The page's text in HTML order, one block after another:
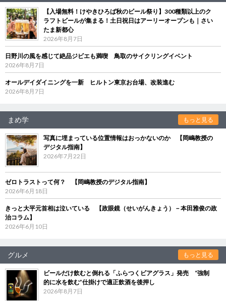
【入場無料！けやきひろば秋のビール祭り】300種類以上のク
ラフトビールが集まる！土日祝日はアーリーオープンも｜さい
たま新都心
2026年8月7日
日野川の風を感じて絶品ジビエも満喫 鳥取のサイクリングイベント
2026年8月7日
オールデイダイニングを一新 ヒルトン東京お台場、改装進む
2026年8月7日
まめ学 もっと見る
写真に埋まっている位置情報はおっかないのか 【岡嶋教授の
デジタル指南】
2026年7月22日
ゼロトラストって何？ 【岡嶋教授のデジタル指南】
2026年6月18日
きっと大平元首相は泣いている 【政眼鏡（せいがんきょう）－本田雅俊の政
治コラム】
2026年6月10日
グルメ もっと見る
ビールだけ飲むと倒れる「ふらつくビアグラス」発売 “強制
的に水を飲む”仕掛けで適正飲酒を後押し
2026年8月7日